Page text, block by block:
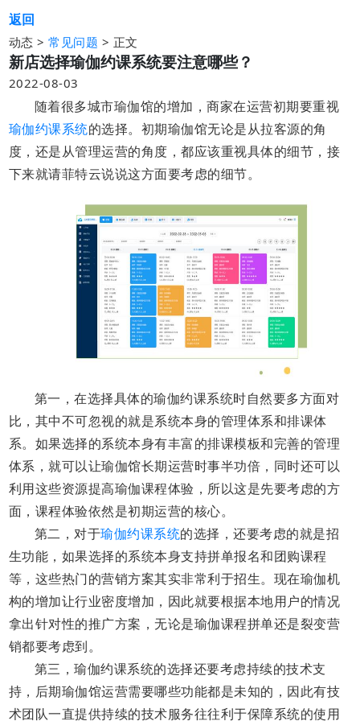
返回
动态 >常见问题 > 正文
新店选择瑜伽约课系统要注意哪些？
2022-08-03
随着很多城市瑜伽馆的增加，商家在运营初期要重视
瑜伽约课系统的选择。初期瑜伽馆无论是从拉客源的角
度，还是从管理运营的角度，都应该重视具体的细节，接
下来就请菲特云说说这方面要考虑的细节。
第一，在选择具体的瑜伽约课系统时自然要多方面对
比，其中不可忽视的就是系统本身的管理体系和排课体
系。如果选择的系统本身有丰富的排课模板和完善的管理
体系，就可以让瑜伽馆长期运营时事半功倍，同时还可以
利用这些资源提高瑜伽课程体验，所以这是先要考虑的方
面，课程体验依然是初期运营的核心。
第二， 对于瑜伽约课系统的选择，还要考虑的就是招
生功能，如果选择的系统本身支持拼单报名和团购课程
等，这些热门的营销方案其实非常利于招生。现在瑜伽机
构的增加让行业密度增加，因此就要根据本地用户的情况
拿出针对性的推广方案，无论是瑜伽课程拼单还是裂变营
销都要考虑到。
第三，瑜伽约课系统的选择还要考虑持续的技术支
持，后期瑜伽馆运营需要哪些功能都是未知的，因此有技
术团队一直提供持续的技术服务往往利于保障系统的使用